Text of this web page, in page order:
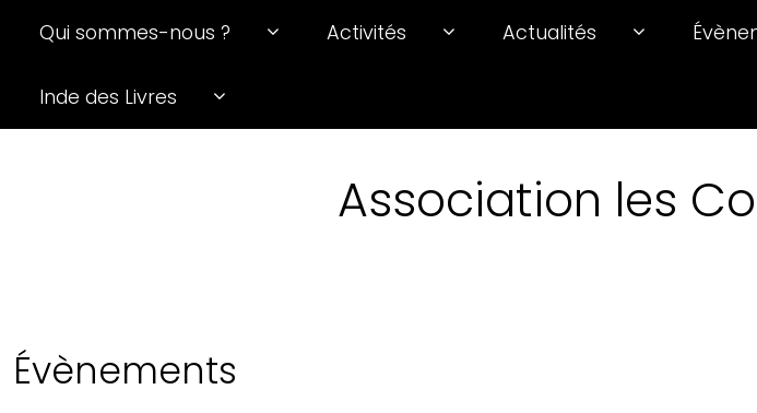
Qui sommes-nous ? Activités Actualités
Inde des Livres
Association les
Évènements